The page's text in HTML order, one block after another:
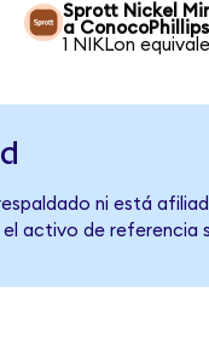
Sprott Nickel
a
1 NIKLon
ni está
activo de referencia